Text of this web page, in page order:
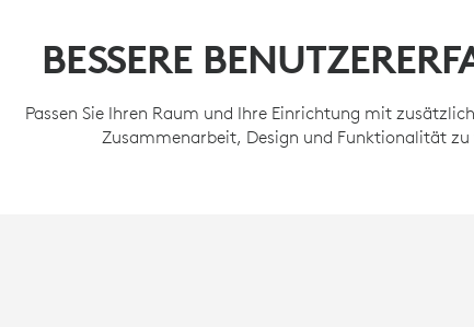
BESSERE
Passen Sie Ihren Raum und Ihre Einrichtung mit
Zusammenarbeit, Design und Funktionalität zu